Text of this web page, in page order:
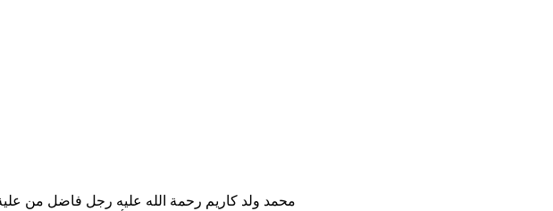
محمد ولد كاريم رحمة الله عليه رجل فاضل من علية